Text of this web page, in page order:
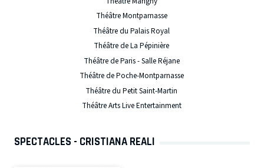
Théâtre Montparnasse
Théâtre du Palais Royal
Théâtre de La Pépinière
Théâtre de Paris - Salle Réjane
Théâtre de Poche-Montparnasse
Théâtre du Petit Saint-Martin
Théâtre Arts Live Entertainment
SPECTACLES - CRISTIANA REALI